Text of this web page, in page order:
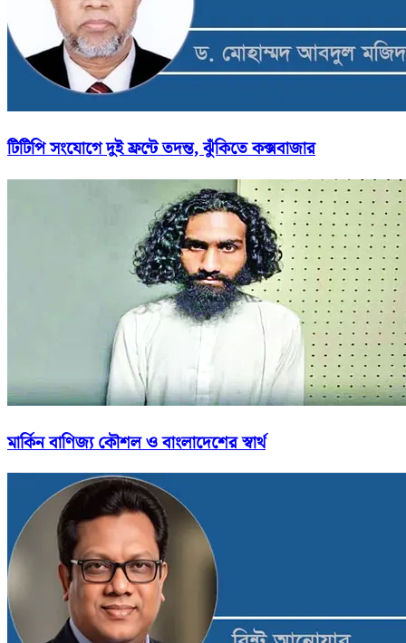
টিটিপি সংযোগে দুই ফ্রন্টে তদন্ত, ঝুঁকিতে কক্সবাজার
মার্কিন বাণিজ্য কৌশল ও বাংলাদেশের স্বার্থ